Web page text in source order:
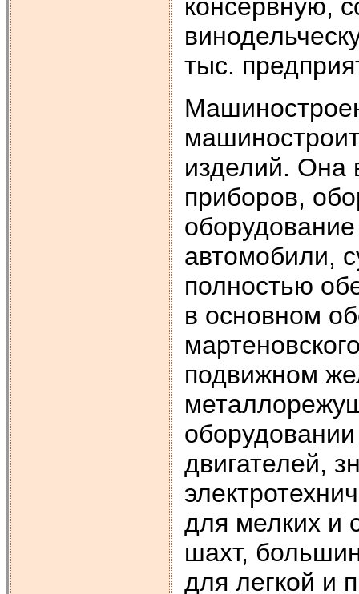
консервную,
тыс.
изделий. Она
приборов,
автомобили,
полностью
в основном
подвижном
двигателей,
для мелких и
шахт,
для легкой и